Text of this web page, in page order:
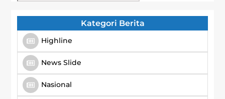
Kategori Berita
Highline
News Slide
Nasional